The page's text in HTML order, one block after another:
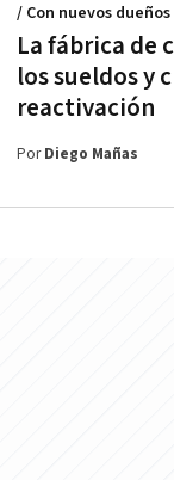
La fábrica de
los sueldos y
reactivación
/ Con nuevos dueños
PorDiego Mañas